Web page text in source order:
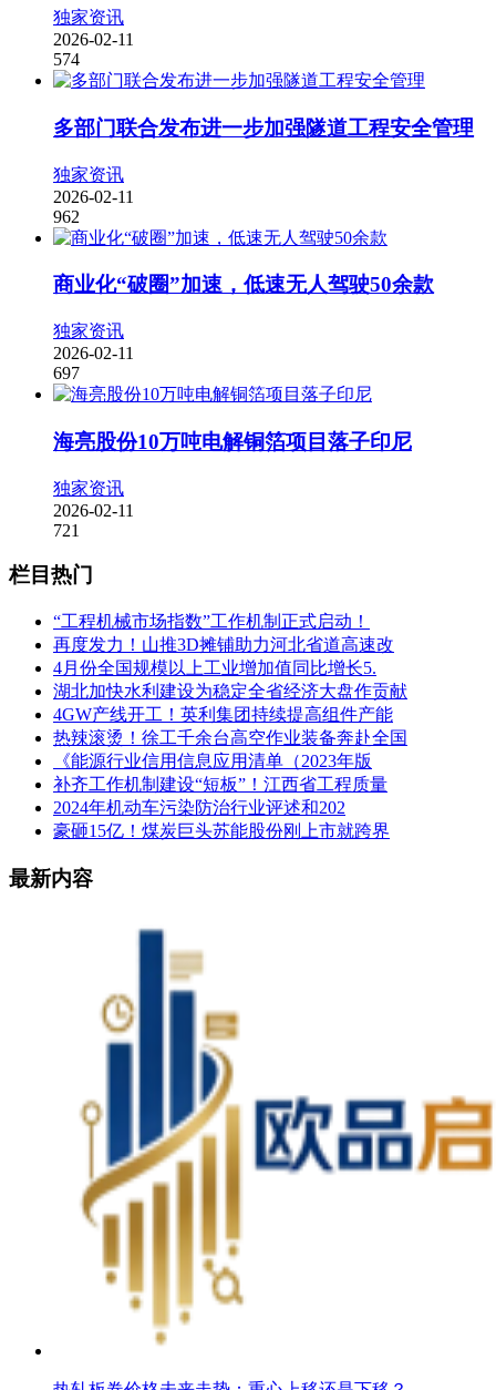
独家资讯
2026-02-11
574
多部门联合发布进一步加强隧道工程安全管理
独家资讯
2026-02-11
962
商业化“破圈”加速，低速无人驾驶50余款
独家资讯
2026-02-11
697
海亮股份10万吨电解铜箔项目落子印尼
独家资讯
2026-02-11
721
栏目热门
“工程机械市场指数”工作机制正式启动！
再度发力！山推3D摊铺助力河北省道高速改
4月份全国规模以上工业增加值同比增长5.
湖北加快水利建设为稳定全省经济大盘作贡献
4GW产线开工！英利集团持续提高组件产能
热辣滚烫！徐工千余台高空作业装备奔赴全国
《能源行业信用信息应用清单（2023年版
补齐工作机制建设“短板”！江西省工程质量
2024年机动车污染防治行业评述和202
豪砸15亿！煤炭巨头苏能股份刚上市就跨界
最新内容